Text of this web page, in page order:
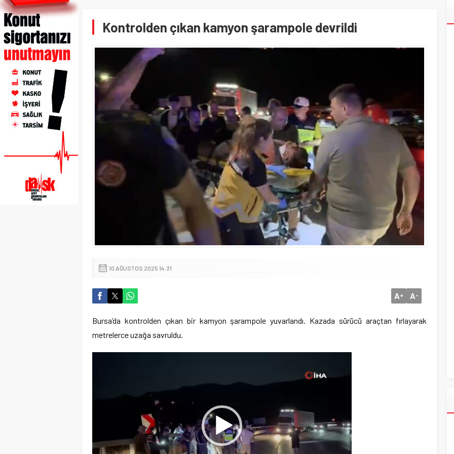
Kontrolden çıkan kamyon şarampole devrildi
10 AĞUSTOS 2025 14:31
A+ A-
Bursa’da kontrolden çıkan bir kamyon şarampole yuvarlandı. Kazada sürücü araçtan fırlayarak
metrelerce uzağa savruldu.